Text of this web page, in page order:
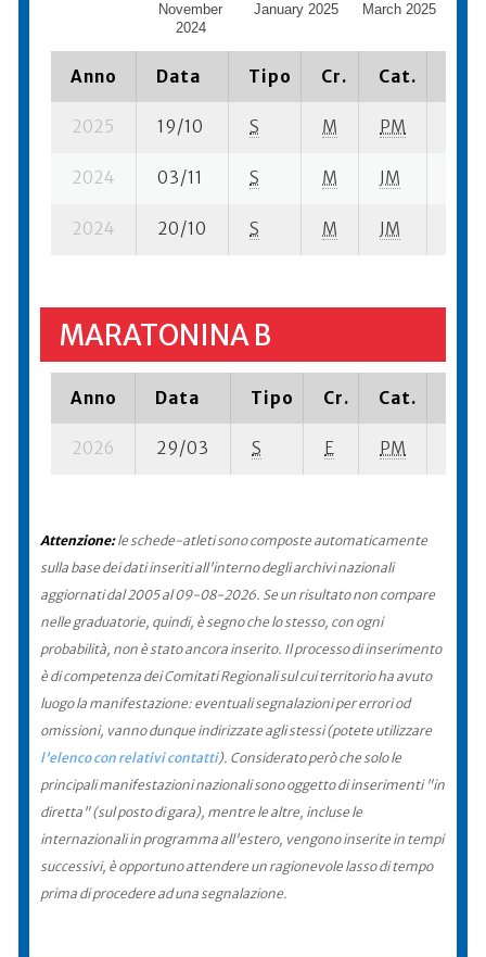
November
2024
January 2025 March 2025
Anno Data Tipo Cr. Cat.
2025 19/10 S M PM
2024 03/11 S M JM
2024 20/10 S M JM
MARATONINA B
Anno Data Tipo Cr. Cat.
2026 29/03 S E PM
Attenzione:le schede-atleti sono composte automaticamente
sulla base dei dati inseriti all'interno degli archivi nazionali
aggiornati dal 2005 al 09-08-2026. Se un risultato non compare
nelle graduatorie, quindi, è segno che lo stesso, con ogni
probabilità, non è stato ancora inserito. Il processo di inserimento
è di competenza dei Comitati Regionali sul cui territorio ha avuto
luogo la manifestazione: eventuali segnalazioni per errori od
omissioni, vanno dunque indirizzate agli stessi (potete utilizzare
l'elenco con relativi contatti). Considerato però che solo le
principali manifestazioni nazionali sono oggetto di inserimenti "in
diretta" (sul posto di gara), mentre le altre, incluse le
internazionali in programma all'estero, vengono inserite in tempi
successivi, è opportuno attendere un ragionevole lasso di tempo
prima di procedere ad una segnalazione.